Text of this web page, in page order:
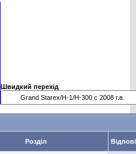
Швидкий перехід
Розділ